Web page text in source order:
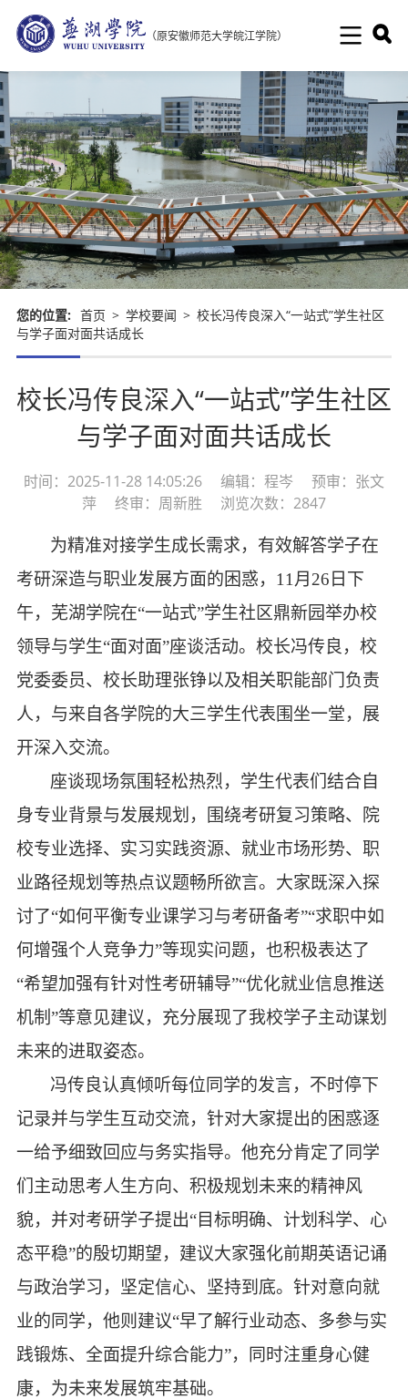
（原安徽师范大学皖江学院）
您的位置: 首页 > 学校要闻 > 校长冯传良深入“一站式”学生社区
与学子面对面共话成长
校长冯传良深入“一站式”学生社区
与学子面对面共话成长
时间：2025-11-28 14:05:26 编辑：程岑 预审：张文
萍 终审：周新胜 浏览次数：2847
为精准对接学生成长需求，有效解答学子在
考研深造与职业发展方面的困惑， 11月26日下
午，芜湖学院在“一站式”学生社区鼎新园举办校
领导与学生“面对面”座谈活动。校长冯传良，校
党委委员、校长助理张铮以及相关职能部门负责
人，与来自各学院的大三学生代表围坐一堂，展
开深入交流。
座谈现场氛围轻松热烈，学生代表们结合自
身专业背景与发展规划，围绕考研复习策略、院
校专业选择、实习实践资源、就业市场形势、职
业路径规划等热点议题畅所欲言。大家既深入探
讨了“如何平衡专业课学习与考研备考”“求职中如
何增强个人竞争力”等现实问题，也积极表达了
“希望加强有针对性考研辅导”“优化就业信息推送
机制”等意见建议，充分展现了我校学子主动谋划
未来的进取姿态。
冯传良认真倾听每位同学的发言，不时停下
记录并与学生互动交流，针对大家提出的困惑逐
一给予细致回应与务实指导。他充分肯定了同学
们主动思考人生方向、积极规划未来的精神风
貌，并对考研学子提出“目标明确、计划科学、心
态平稳”的殷切期望，建议大家强化前期英语记诵
与政治学习，坚定信心、坚持到底。针对意向就
业的同学，他则建议“早了解行业动态、多参与实
践锻炼、全面提升综合能力”，同时注重身心健
康，为未来发展筑牢基础。